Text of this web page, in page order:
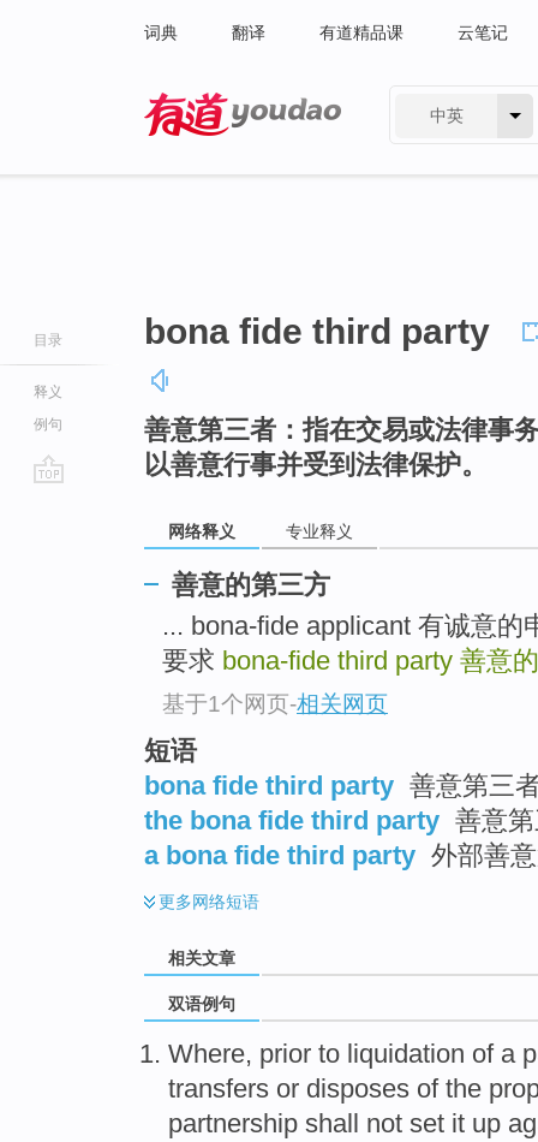
词典 翻译 有道精品课 云笔记
中英
目录
释义
例句
bona fide third party
善意第三者：指在交易或法律事
以善意行事并受到法律保护。
网络释义 专业释义
善意的第三方
... bona-fide applicant 有诚意
要求 bona-fide third party 善意
基于1个网页-相关网页
短语
bona fide third party 善意第三
the bona fide third party 善意
a bona fide third party 外部善
更多网络短语
相关文章
双语例句
Where, prior to liquidation of a
transfers or disposes ofthe
partnership shall not set it up